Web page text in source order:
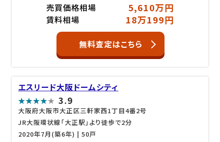
売買価格相場 5,610万円
賃料相場 18万199円
無料査定はこちら
エスリード大阪ドームシティ
3.9
大阪府大阪市大正区三軒家西1丁目4番2号
JR大阪環状線「大正駅」より徒歩で2分
2020年7月(築6年) | 50戸